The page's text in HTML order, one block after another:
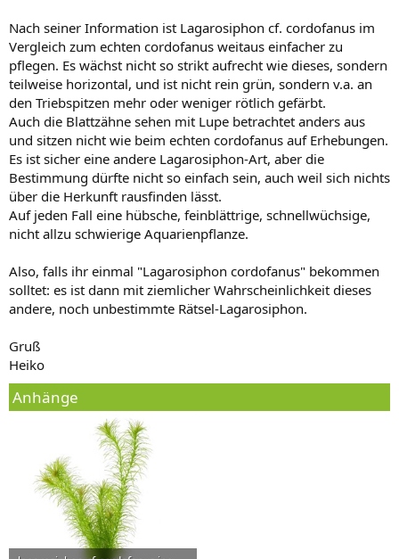
Nach seiner Information ist Lagarosiphon cf. cordofanus im
Vergleich zum echten cordofanus weitaus einfacher zu
pflegen. Es wächst nicht so strikt aufrecht wie dieses, sondern
teilweise horizontal, und ist nicht rein grün, sondern v.a. an
den Triebspitzen mehr oder weniger rötlich gefärbt.
Auch die Blattzähne sehen mit Lupe betrachtet anders aus
und sitzen nicht wie beim echten cordofanus auf Erhebungen.
Es ist sicher eine andere Lagarosiphon-Art, aber die
Bestimmung dürfte nicht so einfach sein, auch weil sich nichts
über die Herkunft rausfinden lässt.
Auf jeden Fall eine hübsche, feinblättrige, schnellwüchsige,
nicht allzu schwierige Aquarienpflanze.
Also, falls ihr einmal "Lagarosiphon cordofanus" bekommen
solltet: es ist dann mit ziemlicher Wahrscheinlichkeit dieses
andere, noch unbestimmte Rätsel-Lagarosiphon.
Gruß
Heiko
Anhänge